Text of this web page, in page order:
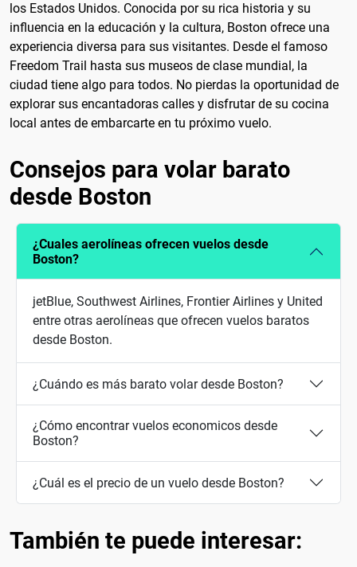
los Estados Unidos. Conocida por su rica historia y su
influencia en la educación y la cultura, Boston ofrece una
experiencia diversa para sus visitantes. Desde el famoso
Freedom Trail hasta sus museos de clase mundial, la
ciudad tiene algo para todos. No pierdas la oportunidad de
explorar sus encantadoras calles y disfrutar de su cocina
local antes de embarcarte en tu próximo vuelo.
Consejos para volar barato
desde Boston
¿Cuales aerolíneas ofrecen vuelos desde
Boston?
jetBlue, Southwest Airlines, Frontier Airlines y United
entre otras aerolíneas que ofrecen vuelos baratos
desde Boston.
¿Cuándo es más barato volar desde Boston?
¿Cómo encontrar vuelos economicos desde
Boston?
¿Cuál es el precio de un vuelo desde Boston?
También te puede interesar: